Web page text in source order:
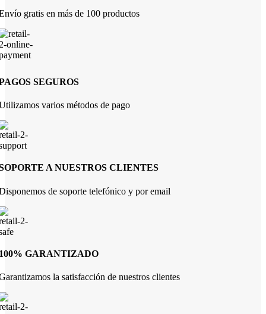
gratis en más de 100 productos
SEGUROS
varios métodos de pago
A NUESTROS CLIENTES
de soporte telefónico y por email
GARANTIZADO
la satisfacción de nuestros clientes